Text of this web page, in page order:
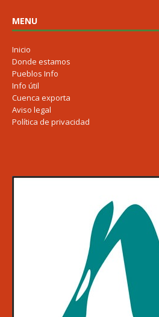
MENU
Inicio
Donde estamos
Pueblos Info
Info útil
Cuenca exporta
Aviso legal
Política de privacidad